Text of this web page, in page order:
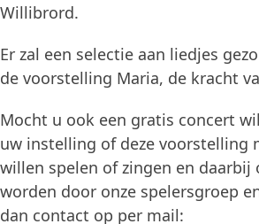
Willibrord.
Er zal een selectie aan liedjes
de voorstelling Maria, de kracht
Mocht u ook een gratis concert
uw instelling of deze voorstelling
willen spelen of zingen en daarbij
worden door onze spelersgroep
dan contact op per mail: